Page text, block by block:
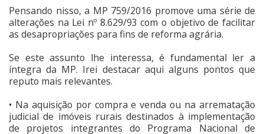
Pensando nisso, a MP 759/2016 promove uma série de
alterações na Lei nº 8.629/93 com o objetivo de facilitar
as desapropriações para fins de reforma agrária.
Se este assunto lhe interessa, é fundamental ler a
íntegra da MP. Irei destacar aqui alguns pontos que
reputo mais relevantes.
• Na aquisição por compra e venda ou na arrematação
judicial de imóveis rurais destinados à implementação
de projetos integrantes do Programa Nacional de